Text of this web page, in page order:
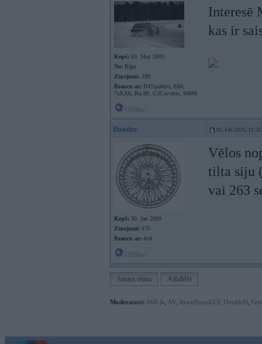
Kopš: 03. May 2009
No: Rīga
Ziņojumi: 290
Braucu ar: B4Tquattro, E60,
7xRX8, Ro 80, C3Corvette, 968M
Interesē
kas ir
Dandzs 03. Feb 2026, 11:25
Kopš: 30. Jan 2009
Ziņojumi: 175
Braucu ar: 4x4
Vēlos
tilta siju
vai 263
Jauna tēma Atbildēt
Moderatori: 968-jk AV AiwaShuraLLP, DoubleD